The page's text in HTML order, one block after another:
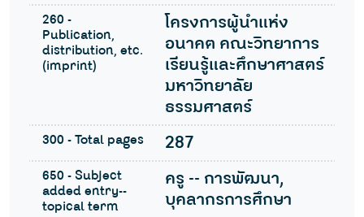
260 -
Publication,
distribution, etc.
(imprint)
โครงการผู้นำแห่ง
อนาคต คณะวิทยาการ
เรียนรู้และศึกษาศาสตร์
มหาวิทยาลัย
ธรรมศาสตร์
300 - Total pages 287
650 - Subject
added entry--
topical term
ครู -- การพัฒนา,
บุคลากรการศึกษา